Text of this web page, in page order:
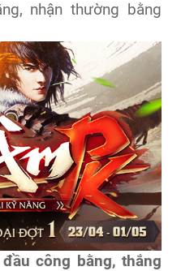
nhận thường bằng
công bằng, thắng